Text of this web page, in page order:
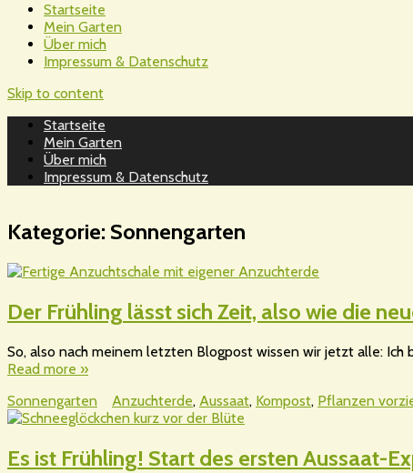
Startseite
Mein Garten
Über mich
Impressum & Datenschutz
Skip to content
Startseite
Mein Garten
Über mich
Impressum & Datenschutz
Kategorie: Sonnengarten
Der Frühling lässt sich Zeit, also wie die
So, also nach meinem letzten Blogpost wissen wir jetzt alle: Ich
Read more »
Sonnengarten
Anzuchterde, Aussaat, Kompost, Pflanzen
Es ist Frühling! Start des ersten Aussaat-